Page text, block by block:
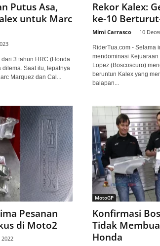
Putus Asa,
untuk Marc
3 tahun HRC (Honda
Saat itu, tepatnya
Marquez dan Cal...
Rekor Kalex:
ke-10
Mimi Carrasco 10
RiderTua.com - Selama
mendominasi
Lopez (Boscoscuro)
beruntun Kalex yang
balapan...
Pesanan
di Moto2
MotoGP
Konfirmasi
Tidak
Honda